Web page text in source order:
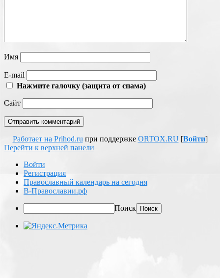
Имя
E-mail
Нажмите галочку (защита от спама)
Сайт
Работает на Prihod.ru при поддержке ORTOX.RU [Войти]
Перейти к верхней панели
Войти
Регистрация
Православный календарь на сегодня
В-Православии.рф
Поиск